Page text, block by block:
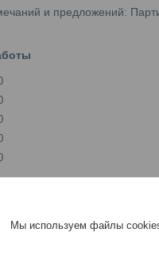
и предложений:
Мы используем файлы